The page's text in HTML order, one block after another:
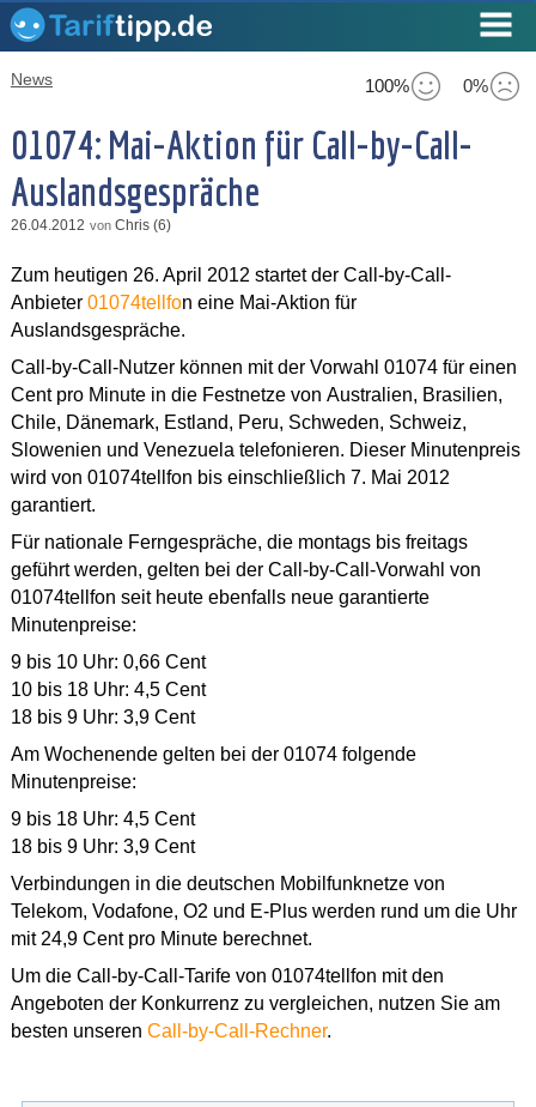
100% 0%
News
01074: Mai-Aktion für Call-by-Call-
Auslandsgespräche
26.04.2012 von Chris (6)
Zum heutigen 26. April 2012 startet der Call-by-Call-
Anbieter 01074tellfon eine Mai-Aktion für
Auslandsgespräche.
Call-by-Call-Nutzer können mit der Vorwahl 01074 für einen
Cent pro Minute in die Festnetze von Australien, Brasilien,
Chile, Dänemark, Estland, Peru, Schweden, Schweiz,
Slowenien und Venezuela telefonieren. Dieser Minutenpreis
wird von 01074tellfon bis einschließlich 7. Mai 2012
garantiert.
Für nationale Ferngespräche, die montags bis freitags
geführt werden, gelten bei der Call-by-Call-Vorwahl von
01074tellfon seit heute ebenfalls neue garantierte
Minutenpreise:
9 bis 10 Uhr: 0,66 Cent
10 bis 18 Uhr: 4,5 Cent
18 bis 9 Uhr: 3,9 Cent
Am Wochenende gelten bei der 01074 folgende
Minutenpreise:
9 bis 18 Uhr: 4,5 Cent
18 bis 9 Uhr: 3,9 Cent
Verbindungen in die deutschen Mobilfunknetze von
Telekom, Vodafone, O2 und E-Plus werden rund um die Uhr
mit 24,9 Cent pro Minute berechnet.
Um die Call-by-Call-Tarife von 01074tellfon mit den
Angeboten der Konkurrenz zu vergleichen, nutzen Sie am
besten unseren Call-by-Call-Rechner.